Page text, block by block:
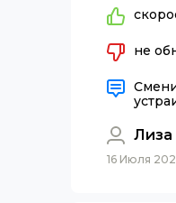
не
Лиза
16 Июля